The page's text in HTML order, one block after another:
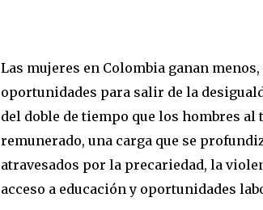
Las mujeres en Colombia ganan
oportunidades para salir de la
del doble de tiempo que los hombres al
remunerado, una carga que se
atravesados por la precariedad, la
acceso a educación y oportunidades